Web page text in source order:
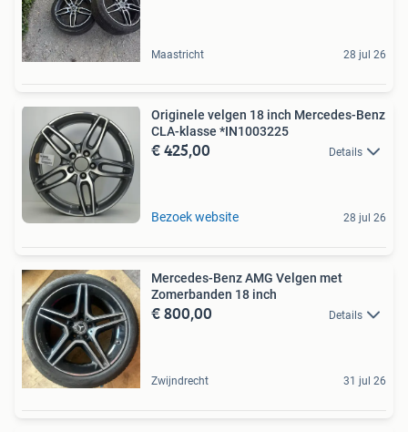
Maastricht 28 jul 26
Originele velgen 18 inch Mercedes-Benz
CLA-klasse *IN1003225
€ 425,00 Details
Bezoek website 28 jul 26
Mercedes-Benz AMG Velgen met
Zomerbanden 18 inch
€ 800,00 Details
Zwijndrecht 31 jul 26